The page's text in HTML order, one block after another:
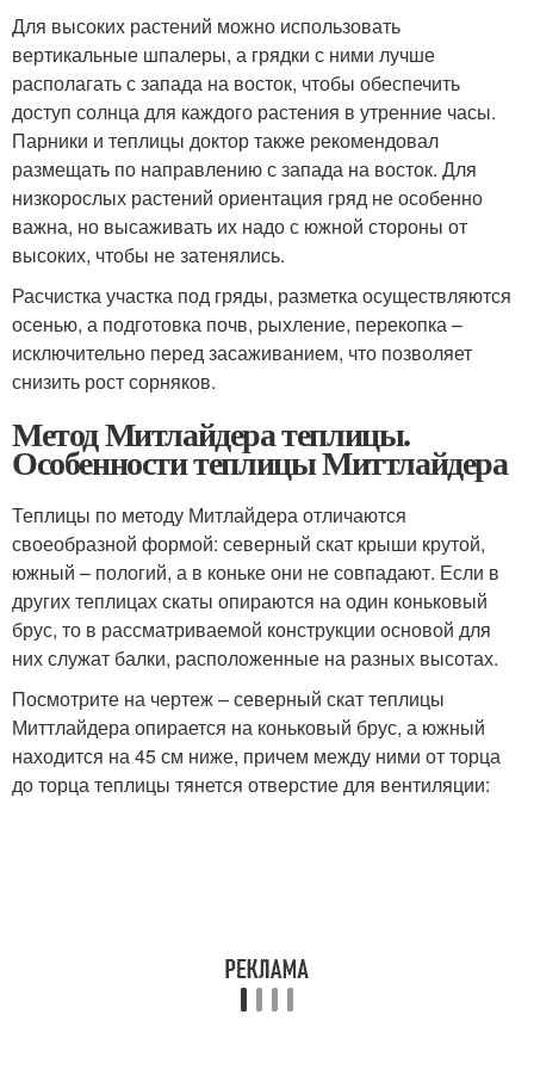
Для высоких растений можно использовать
вертикальные шпалеры, а грядки с ними лучше
располагать с запада на восток, чтобы обеспечить
доступ солнца для каждого растения в утренние часы.
Парники и теплицы доктор также рекомендовал
размещать по направлению с запада на восток. Для
низкорослых растений ориентация гряд не особенно
важна, но высаживать их надо с южной стороны от
высоких, чтобы не затенялись.
Расчистка участка под гряды, разметка осуществляются
осенью, а подготовка почв, рыхление, перекопка –
исключительно перед засаживанием, что позволяет
снизить рост сорняков.
Метод Митлайдера теплицы.
Особенности теплицы Миттлайдера
Теплицы по методу Митлайдера отличаются
своеобразной формой: северный скат крыши крутой,
южный – пологий, а в коньке они не совпадают. Если в
других теплицах скаты опираются на один коньковый
брус, то в рассматриваемой конструкции основой для
них служат балки, расположенные на разных высотах.
Посмотрите на чертеж – северный скат теплицы
Миттлайдера опирается на коньковый брус, а южный
находится на 45 см ниже, причем между ними от торца
до торца теплицы тянется отверстие для вентиляции: